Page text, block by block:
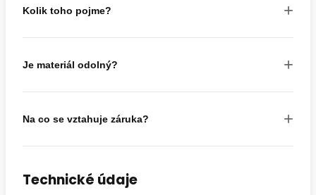
Kolik toho pojme? +
Je materiál odolný? +
Na co se vztahuje záruka? +
Technické údaje